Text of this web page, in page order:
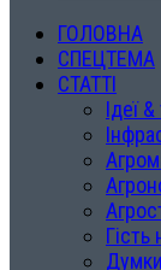
ГОЛОВНА
СПЕЦТЕМА
СТАТТІ
Ідеї